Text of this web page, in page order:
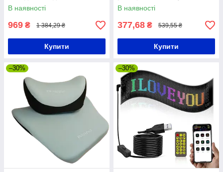
/ Автохолодильник
В наявності
969 ₴ 1 384,29 ₴
Купити
автомобіля / Знімач обшивки
салону
В наявності
377,68 ₴ 539,55 ₴
Купити
–30% –30%